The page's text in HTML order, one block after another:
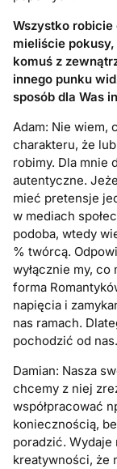
Wszystko
mieliście
komuś z
innego punku
sposób dla Was
Adam: Nie wiem,
charakteru, że
robimy. Dla mnie
autentyczne.
mieć pretensje
w mediach
podoba, wtedy
% twórcą.
wyłącznie my,
forma
napięcia i
nas ramach.
pochodzić od nas.
Damian: Nasza
chcemy z niej
współpracować
koniecznością,
poradzić. Wydaje
kreatywności, że